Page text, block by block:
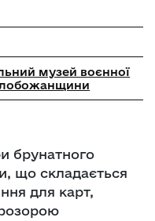
музей воєнної
брунатного
що складається
для карт,